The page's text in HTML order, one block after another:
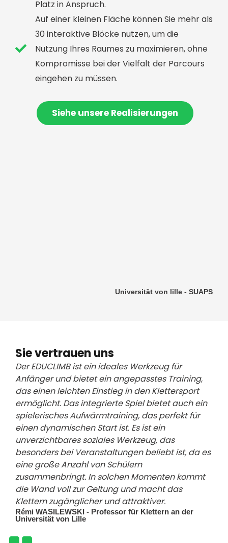
Platz in Anspruch.
Auf einer kleinen Fläche können Sie mehr als
30 interaktive Blöcke nutzen, um die
Nutzung Ihres Raumes zu maximieren, ohne
Kompromisse bei der Vielfalt der Parcours
eingehen zu müssen.
Siehe unsere Realisierungen
Universität von lille - SUAPS
Sie vertrauen uns
Der EDUCLIMB ist ein ideales Werkzeug für
Anfänger und bietet ein angepasstes Training,
das einen leichten Einstieg in den Klettersport
ermöglicht. Das integrierte Spiel bietet auch ein
spielerisches Aufwärmtraining, das perfekt für
einen dynamischen Start ist. Es ist ein
unverzichtbares soziales Werkzeug, das
besonders bei Veranstaltungen beliebt ist, da es
eine große Anzahl von Schülern
zusammenbringt. In solchen Momenten kommt
die Wand voll zur Geltung und macht das
Klettern zugänglicher und attraktiver.
Rémi WASILEWSKI - Professor für Klettern an der
Universität von Lille